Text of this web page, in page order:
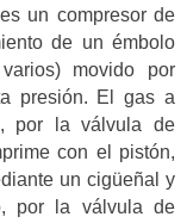
es un compresor de
de un émbolo
movido por
presión. El gas a
por la válvula de
con el pistón,
un cigüeñal y
por la válvula de